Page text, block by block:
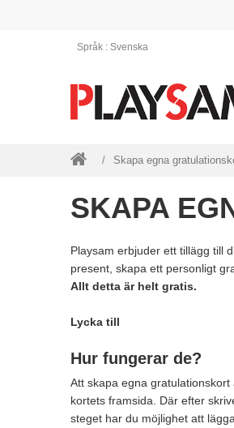
Språk : Svenska
Skapa egna
SKAPA
Playsam erbjuder ett tillägg till
present, skapa ett personligt
Allt detta är helt gratis.
Lycka till
Hur fungerar de?
Att skapa egna
kortets framsida. Där efter
steget har du möjlighet att